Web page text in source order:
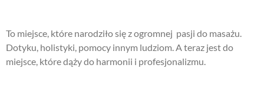
To miejsce, które narodziło się z ogromnej pasji do masażu.
Dotyku, holistyki, pomocy innym ludziom. A teraz jest do
miejsce, które dąży do harmonii i profesjonalizmu.